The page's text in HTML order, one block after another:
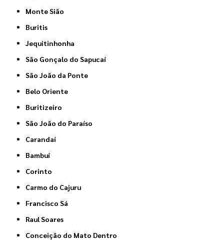
Monte Sião
Buritis
Jequitinhonha
São Gonçalo do Sapucaí
São João da Ponte
Belo Oriente
Buritizeiro
São João do Paraíso
Carandaí
Bambuí
Corinto
Carmo do Cajuru
Francisco Sá
Raul Soares
Conceição do Mato Dentro